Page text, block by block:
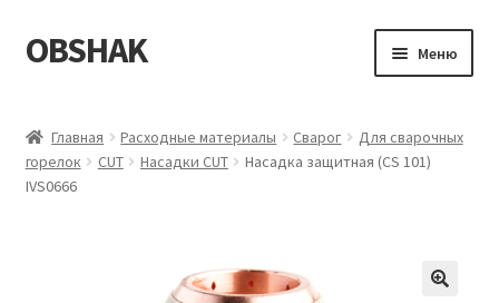
Перейти
к
Перейти
к
OBSHAK Меню
Категории
Главная Расходные материалы Сварог
Для сварочных
горелок
CUT Насадки CUT
Насадка защитная (CS 101)
IVS0666